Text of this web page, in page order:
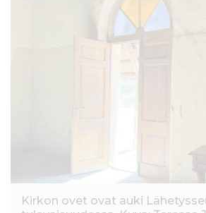
Kirkon ovet ovat auki